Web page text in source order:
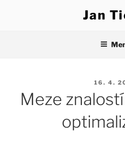
Jan
16. 4.
Meze